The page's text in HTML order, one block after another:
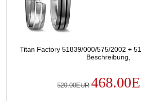
Titan Factory 51839/000/575/2002 +
Beschreibung,
520.00EUR